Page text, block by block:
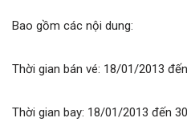
Bao gồm các nội dung:
Thời gian bán vé: 18/01/2013
Thời gian bay: 18/01/2013 đến